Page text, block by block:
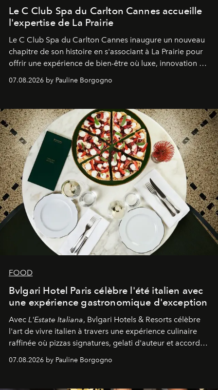
Le C Club Spa du Carlton Cannes accueille
l'expertise de La Prairie
Le C Club Spa du Carlton Cannes inaugure un nouveau
chapitre de son histoire en s'associant à La Prairie pour
offrir une expérience de bien-être où luxe, innovation et
expertise se rencontrent.
07.08.2026 by Pauline Borgogno
FOOD
Bvlgari Hotel Paris célèbre l'été italien avec
une expérience gastronomique d'exception
Avec L'Estate Italiana, Bvlgari Hotels & Resorts célèbre
l'art de vivre italien à travers une expérience culinaire
raffinée où pizzas signatures, gelati d'auteur et accords
d'exception composent un véritable voyage sensoriel.
07.08.2026 by Pauline Borgogno